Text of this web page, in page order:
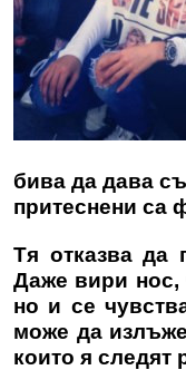
бива да дава
притеснени са
Тя отказва да
Даже вири нос,
но и се
може да
които я следят